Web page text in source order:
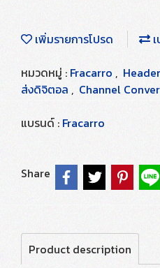
เพิ่มรายการโปรด
หมวดหมู่ : Fracarro ,
ส่งดิจิตอล , Channel
แบรนด์ : Fracarro
Share
Product description